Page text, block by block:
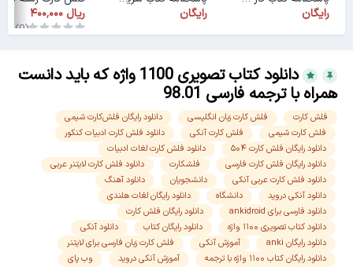
رایگان رایگان
(0)
دانلود کتاب تصویری 1100 واژه که باید دانست
همراه با ترجمه فارسی 98.01
فلش کارت فلش کارت زبان انگلیسی
دانلود رایگان فلش‌کارت شیمی
فلش کارت شیمی
فلش کارت آنکی
دانلود فلش کارت ادبیات کنکور
دانلود رایگان فلش کارت ۵۰۴
دانلود فلش کارت لغات ادبیات
دانلود رایگان فلش کارت فارسی
فلشکارت
دانلود فلش کارت لایتنر عربی
دانلود فلش کارت عربی آنکی
دانشجویان
دانلود آهنگ
دانلود آنکی دروید
دانشگاه
دانلود رایگان لغات هلندی
دانلود فارسی برای ankidroid
دانلود رایگان فلش کارت
دانلود کتاب تصویری ۱۱۰۰ واژه
دانلود رایگان کتاب
دانلود آنکی
دانلود رایگان anki
آموزش آنکی
فلش کارت زبان فارسی برای لایتنر
دانلود رایگان کتاب ۱۱۰۰ واژه با ترجمه
آموزش آنکی دروید
وب پای